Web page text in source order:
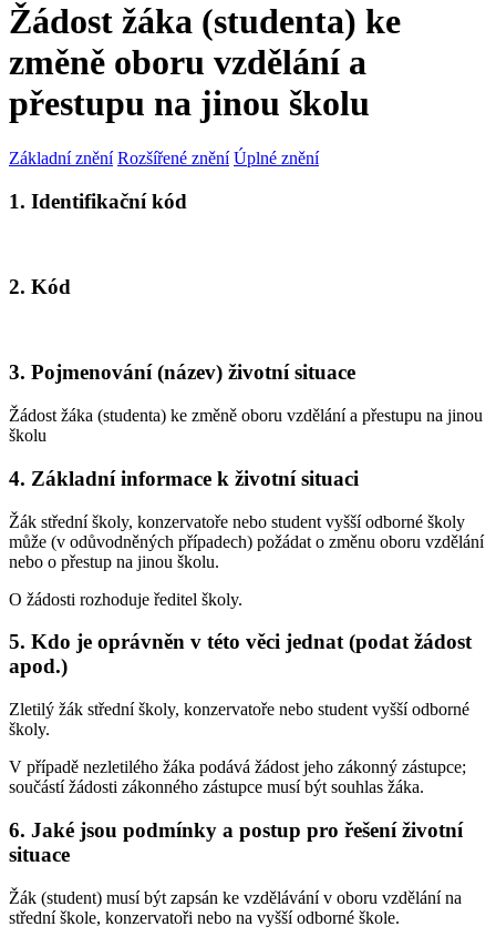
Žádost žáka (studenta) ke
změně oboru vzdělání a
přestupu na jinou školu
Základní znění Rozšířené znění Úplné znění
1. Identifikační kód
2. Kód
3. Pojmenování (název) životní situace
Žádost žáka (studenta) ke změně oboru vzdělání a přestupu na jinou
školu
4. Základní informace k životní situaci
Žák střední školy, konzervatoře nebo student vyšší odborné školy
může (v odůvodněných případech) požádat o změnu oboru vzdělání
nebo o přestup na jinou školu.
O žádosti rozhoduje ředitel školy.
5. Kdo je oprávněn v této věci jednat (podat žádost
apod.)
Zletilý žák střední školy, konzervatoře nebo student vyšší odborné
školy.
V případě nezletilého žáka podává žádost jeho zákonný zástupce;
součástí žádosti zákonného zástupce musí být souhlas žáka.
6. Jaké jsou podmínky a postup pro řešení životní
situace
Žák (student) musí být zapsán ke vzdělávání v oboru vzdělání na
střední škole, konzervatoři nebo na vyšší odborné škole.